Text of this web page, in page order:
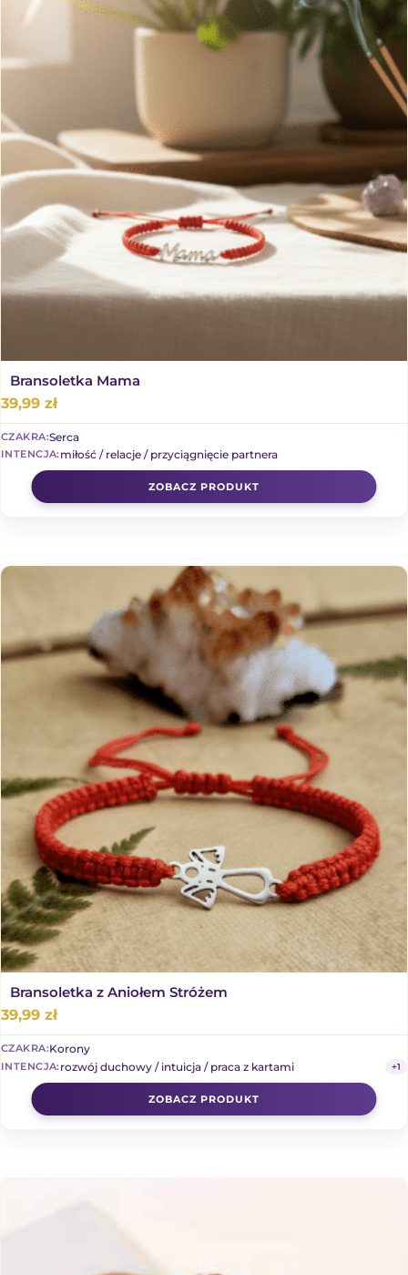
Bransoletka Mama
39,99 zł
CZAKRA:Serca
INTENCJA: miłość / relacje / przyciągnięcie partnera
Bransoletka z Aniołem Stróżem
39,99 zł
CZAKRA:Korony
INTENCJA: rozwój duchowy / intuicja / praca z kartami +1